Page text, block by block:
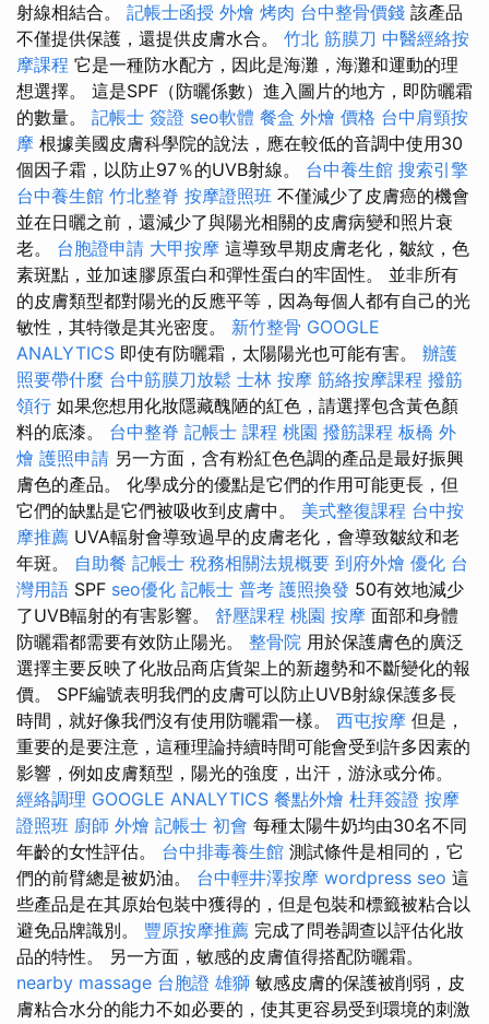
射線相結合。 記帳士函授 外燴 烤肉 台中整骨價錢 該產品
不僅提供保護，還提供皮膚水合。 竹北 筋膜刀 中醫經絡按
摩課程 它是一種防水配方，因此是海灘，海灘和運動的理
想選擇。 這是SPF（防曬係數）進入圖片的地方，即防曬霜
的數量。 記帳士 簽證 seo軟體 餐盒 外燴 價格 台中肩頸按
摩 根據美國皮膚科學院的說法，應在較低的音調中使用30
個因子霜，以防止97％的UVB射線。 台中養生館 搜索引擎
台中養生館 竹北整脊 按摩證照班 不僅減少了皮膚癌的機會
並在日曬之前，還減少了與陽光相關的皮膚病變和照片衰
老。 台胞證申請 大甲按摩 這導致早期皮膚老化，皺紋，色
素斑點，並加速膠原蛋白和彈性蛋白的牢固性。 並非所有
的皮膚類型都對陽光的反應平等，因為每個人都有自己的光
敏性​​，其特徵是其光密度。 新竹整骨 GOOGLE
ANALYTICS 即使有防曬霜，太陽陽光也可能有害。 辦護
照要帶什麼 台中筋膜刀放鬆 士林 按摩 筋絡按摩課程 撥筋
領行 如果您想用化妝隱藏醜陋的紅色，請選擇包含黃色顏
料的底漆。 台中整脊 記帳士 課程 桃園 撥筋課程 板橋 外
燴 護照申請 另一方面，含有粉紅色色調的產品是最好振興
膚色的產品。 化學成分的優點是它們的作用可能更長，但
它們的缺點是它們被吸收到皮膚中。 美式整復課程 台中按
摩推薦 UVA輻射會導致過早的皮膚老化，會導致皺紋和老
年斑。 自助餐 記帳士 稅務相關法規概要 到府外燴 優化 台
灣用語 SPF seo優化 記帳士 普考 護照換發 50有效地減少
了UVB輻射的有害影響。 舒壓課程 桃園 按摩 面部和身體
防曬霜都需要有效防止陽光。 整骨院 用於保護膚色的廣泛
選擇主要反映了化妝品商店貨架上的新趨勢和不斷變化的報
價。 SPF編號表明我們的皮膚可以防止UVB射線保護多長
時間，就好像我們沒有使用防曬霜一樣。 西屯按摩 但是，
重要的是要注意，這種理論持續時間可能會受到許多因素的
影響，例如皮膚類型，陽光的強度，出汗，游泳或分佈。
經絡調理 GOOGLE ANALYTICS 餐點外燴 杜拜簽證 按摩
證照班 廚師 外燴 記帳士 初會 每種太陽牛奶均由30​​名不同
年齡的女性評估。 台中排毒養生館 測試條件是相同的，它
們的前臂總是被奶油。 台中輕井澤按摩 wordpress seo 這
些產品是在其原始包裝中獲得的，但是包裝和標籤被粘合以
避免品牌識別。 豐原按摩推薦 完成了問卷調查以評估化妝
品的特性。 另一方面，敏感的皮膚值得搭配防曬霜。
nearby massage 台胞證 雄獅 敏感皮膚的保護被削弱，皮
膚粘合水分的能力不如必要的，使其更容易受到環境的刺激